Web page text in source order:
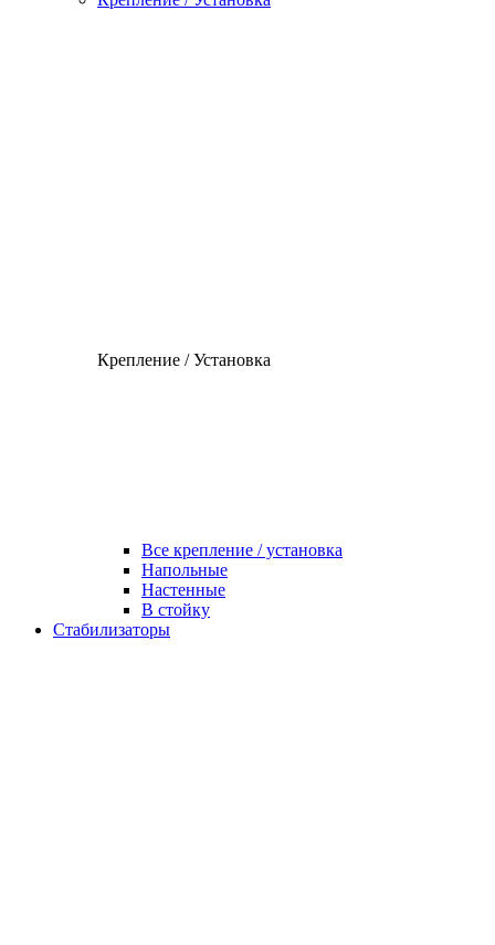
Крепление / Установка
Все крепление / установка
Напольные
Настенные
В стойку
Стабилизаторы